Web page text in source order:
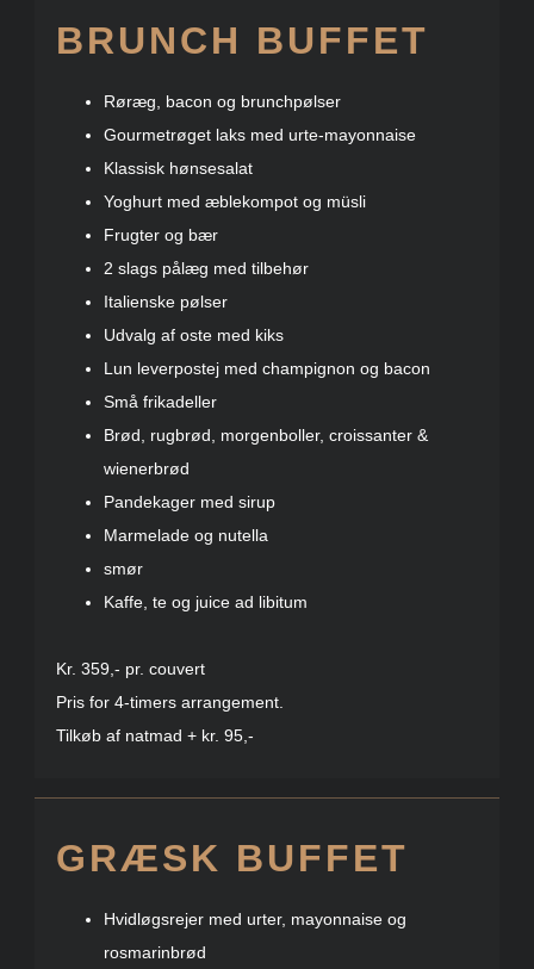
BRUNCH BUFFET
Røræg, bacon og brunchpølser
Gourmetrøget laks med urte-mayonnaise
Klassisk hønsesalat
Yoghurt med æblekompot og müsli
Frugter og bær
2 slags pålæg med tilbehør
Italienske pølser
Udvalg af oste med kiks
Lun leverpostej med champignon og bacon
Små frikadeller
Brød, rugbrød, morgenboller, croissanter &
wienerbrød
Pandekager med sirup
Marmelade og nutella
smør
Kaffe, te og juice ad libitum
Kr. 359,- pr. couvert
Pris for 4-timers arrangement.
Tilkøb af natmad + kr. 95,-
GRÆSK BUFFET
Hvidløgsrejer med urter, mayonnaise og
rosmarinbrød